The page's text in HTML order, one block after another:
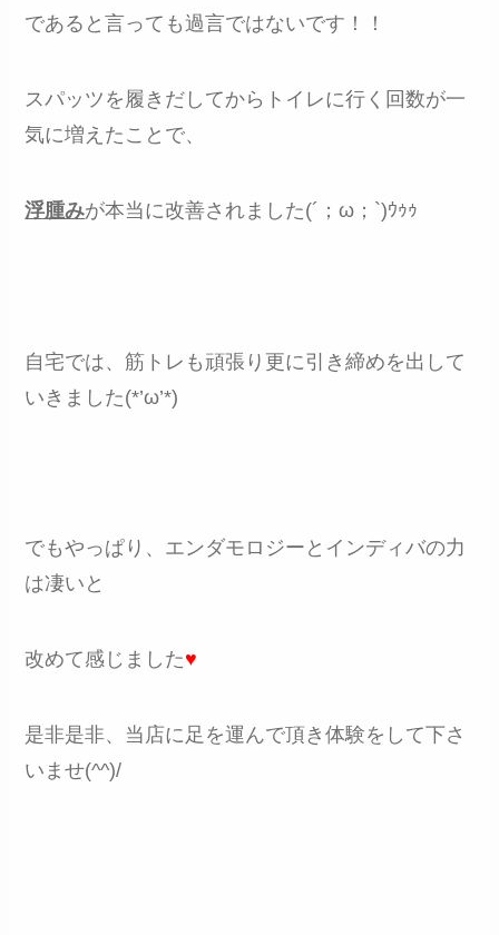
であると言っても過言ではないです！！
スパッツを履きだしてからトイレに行く回数が一
気に増えたことで、
浮腫みが本当に改善されました(´；ω；`)ｳｩｩ
自宅では、筋トレも頑張り更に引き締めを出して
いきました(*’ω’*)
でもやっぱり、エンダモロジーとインディバの力
は凄いと
改めて感じました♥
是非是非、当店に足を運んで頂き体験をして下さ
いませ(^^)/